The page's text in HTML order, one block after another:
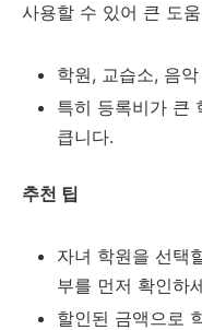
사용할 수 있어 큰 도
학원, 교습소, 음
특히 등록비가 큰
큽니다.
추천 팁
자녀 학원을 선택
부를 먼저 확인하
할인된 금액으로